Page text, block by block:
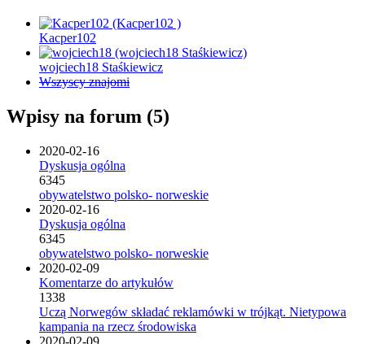
Kacper102
wojciech18 Staśkiewicz
Wszyscy znajomi
Wpisy na forum (5)
2020-02-16
Dyskusja ogólna
6345
obywatelstwo polsko- norweskie
2020-02-16
Dyskusja ogólna
6345
obywatelstwo polsko- norweskie
2020-02-09
Komentarze do artykułów
1338
Uczą Norwegów składać reklamówki w trójkąt. Nietypowa
kampania na rzecz środowiska
2020-02-09